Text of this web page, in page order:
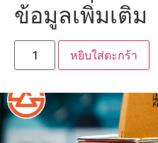
ข้อมูลเพิ่มเติม
หยิบใส่ตะกร้า